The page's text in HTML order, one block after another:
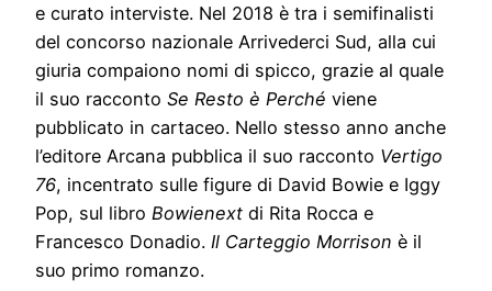
e curato interviste. Nel 2018 è tra i semifinalisti
del concorso nazionale Arrivederci Sud, alla cui
giuria compaiono nomi di spicco, grazie al quale
il suo racconto Se Resto è Perché viene
pubblicato in cartaceo. Nello stesso anno anche
l’editore Arcana pubblica il suo racconto Vertigo
76, incentrato sulle figure di David Bowie e Iggy
Pop, sul libro Bowienext di Rita Rocca e
Francesco Donadio. Il Carteggio Morrison è il
suo primo romanzo.